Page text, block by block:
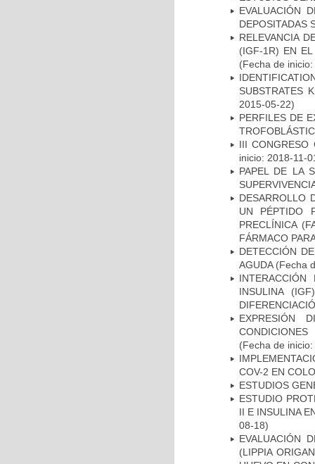
EVALUACIÓN
DEPOSITADAS
RELEVANCIA
(IGF-1R) EN
(Fecha de
SUBSTRATES
2015-05-22)
PERFILES DE
III CONGRESO
inicio: 2018-11-
PAPEL DE LA
DESARROLLO
UN PÉPTIDO
PRECLÍNICA
FÁRMACO
DETECCIÓN
AGUDA(Fecha
INSULINA
EXPRESIÓN
(Fecha de
COV-2 EN
ESTUDIOS
ESTUDIO
II E INSULINA
08-18)
EVALUACIÓN
(LIPPIA